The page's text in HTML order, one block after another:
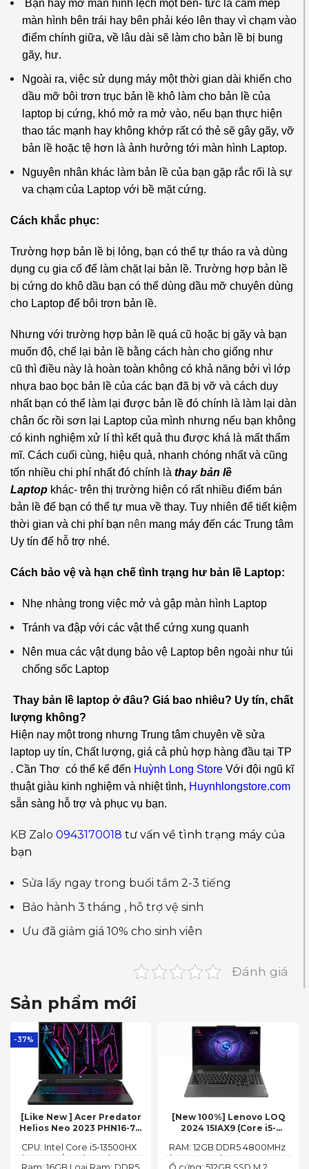
Bạn hay mở màn hình lệch một bên- tức là cầm mép
màn hình bên trái hay bên phải kéo lên thay vì chạm vào
điểm chính giữa, về lâu dài sẽ làm cho bản lề bị bung
gãy, hư.
Ngoài ra, việc sử dụng máy một thời gian dài khiến cho
dầu mỡ bôi trơn trục bản lề khô làm cho bản lề của
laptop bị cứng, khó mở ra mở vào, nếu bạn thực hiện
thao tác mạnh hay không khớp rất có thẻ sẽ gây gãy, vỡ
bản lề hoặc tệ hơn là ảnh hưởng tới màn hình Laptop.
Nguyên nhân khác làm bản lề của bạn gặp rắc rối là sự
va chạm của Laptop với bề mặt cứng.
Cách khắc phục:
Trường hợp bản lề bị lỏng, bạn có thể tự tháo ra và dùng
dụng cụ gia cố để làm chặt lại bản lề. Trường hợp bản lề
bị cứng do khô dầu bạn có thể dùng dầu mỡ chuyên dùng
cho Laptop để bôi trơn bản lề.
Nhưng với trường hợp bản lề quá cũ hoặc bị gãy và bạn
muốn độ, chế lại bản lề bằng cách hàn cho giống như
cũ thì điều này là hoàn toàn không có khả năng bởi vì lớp
nhựa bao bọc bản lề của các bạn đã bị vỡ và cách duy
nhất bạn có thể làm lại được bản lề đó chính là làm lại dàn
chân ốc rồi sơn lại Laptop của mình nhưng nếu bạn không
có kinh nghiệm xử lí thì kết quả thu được khá là mất thẩm
mĩ. Cách cuối cùng, hiệu quả, nhanh chóng nhất và cũng
tốn nhiều chi phí nhất đó chính là thay bản lề
Laptop khác- trên thị trường hiện có rất nhiều điểm bán
bản lề để bạn có thể tự mua về thay. Tuy nhiên để tiết kiệm
thời gian và chi phí bạn nên mang máy đến các Trung tâm
Uy tín để hỗ trợ nhé.
Cách bảo vệ và hạn chế tình trạng hư bản lề Laptop:
Nhẹ nhàng trong việc mở và gập màn hình Laptop
Tránh va đập với các vật thể cứng xung quanh
Nên mua các vật dụng bảo vệ Laptop bên ngoài như túi
chống sốc Laptop
Thay bản lề laptop ở đâu? Giá bao nhiêu? Uy tín, chất
lượng không?
Hiện nay một trong nhưng Trung tâm chuyên về sửa
laptop uy tín, Chất lượng, giá cả phù hợp hàng đầu tại TP
. Cần Thơ có thể kể đến Huỳnh Long Store Với đội ngũ kĩ
thuật giàu kinh nghiệm và nhiệt tình, Huynhlongstore.com
sẵn sàng hỗ trợ và phục vụ bạn.
KB Zalo 0943170018 tư vấn về tình trạng máy của
bạn
Sửa lấy ngay trong buổi tầm 2-3 tiếng
Bảo hành 3 tháng , hỗ trợ vệ sinh
Ưu đã giảm giá 10% cho sinh viên
Đánh giá
Sản phẩm mới
-37%
[Like New ] Acer Predator
Helios Neo 2023 PHN16-71-
16GB, 512GB, RTX 4050 6GB,
16″ FHD 165Hz)
CPU: Intel Core i5-13500HX
(14 Cores/ 20 Threads, up
[New 100%] Lenovo LOQ
2024 15IAX9 (Core i5-
3050 6GB, 15.6″ FHD 144Hz)
RAM: 12GB DDR5 4800MHz
(up to 32GB)